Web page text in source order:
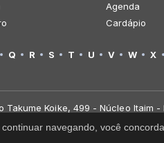
Agenda
Cardápio
Q R S T U V W X
Takume Koike, 499 - Núcleo Itaim
navegando, você